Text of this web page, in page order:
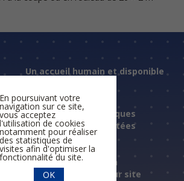
Un accueil humain et disponible
Des réponses techniques
fiables et expérimentées
Une assistance et un
accompagnement sur site
En poursuivant votre
navigation sur ce site,
vous acceptez
l'utilisation de cookies
notamment pour réaliser
des statistiques de
visites afin d'optimiser la
fonctionnalité du site.
OK